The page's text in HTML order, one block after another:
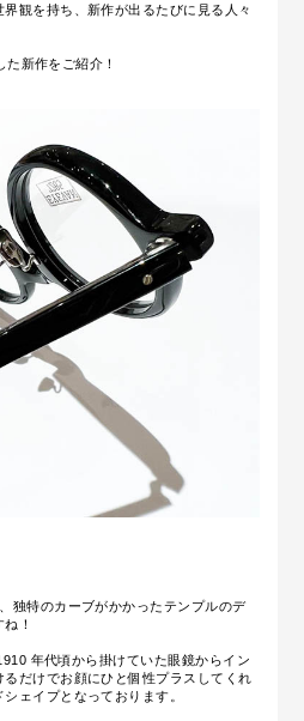
観を持ち、新作が出るたびに見る人々
新作をご紹介！
独特のカーブがかかったテンプルのデ
！
年代頃から掛けていた眼鏡からイン
るだけでお顔にひと個性プラスしてくれ
ェイプとなっております。